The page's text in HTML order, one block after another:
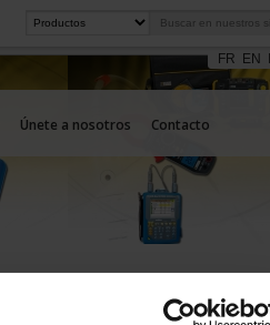
FR EN
Únete a nosotros Contacto